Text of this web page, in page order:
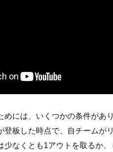
めには、いくつかの条件があり
登板した時点で、自チームが
少なくとも1アウトを取るか